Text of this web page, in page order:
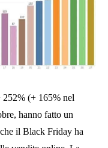
252% (+ 165% nel
hanno fatto un
il Black Friday ha